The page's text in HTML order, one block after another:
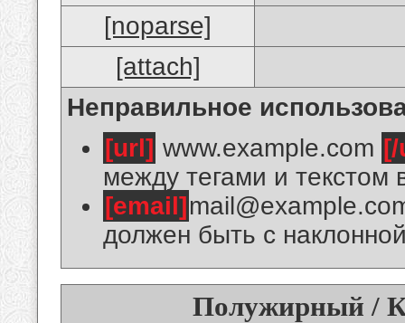
[noparse]
[attach]
Неправильное
[url] www.example.com
между тегами и текстом
[email]
должен быть с
Полужирный /